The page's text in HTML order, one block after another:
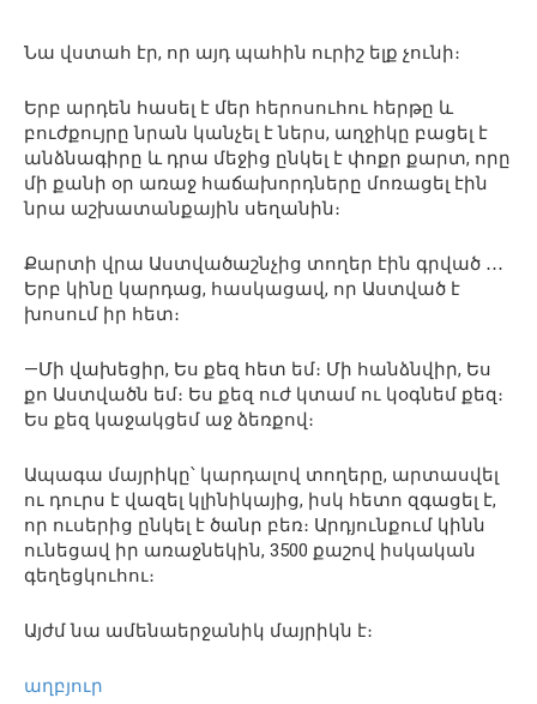
Նա վստահ էր, որ այդ պահին ուրիշ ելք չունի։
Երբ արդեն հասել է մեր հերոսուհու հերթը և
բուժքույրը նրան կանչել է ներս, աղջիկը բացել է
անձնագիրը և դրա մեջից ընկել է փոքր քարտ, որը
մի քանի օր առաջ հաճախորդները մոռացել էին
նրա աշխատանքային սեղանին։
Քարտի վրա Աստվածաշնչից տողեր էին գրված ․․․
Երբ կինը կարդաց, հասկացավ, որ Աստված է
խոսում իր հետ։
—Մի վախեցիր, Ես քեզ հետ եմ։ Մի հանձնվիր, Ես
քո Աստվածն եմ։ Ես քեզ ուժ կտամ ու կօգնեմ քեզ։
Ես քեզ կաջակցեմ աջ ձեռքով։
Ապագա մայրիկը՝ կարդալով տողերը, արտասվել
ու դուրս է վազել կլինիկայից, իսկ հետո զգացել է,
որ ուսերից ընկել է ծանր բեռ։ Արդյունքում կինն
ունեցավ իր առաջնեկին, 3500 քաշով իսկական
գեղեցկուհու։
Այժմ նա ամենաերջանիկ մայրիկն է։
աղբյուր